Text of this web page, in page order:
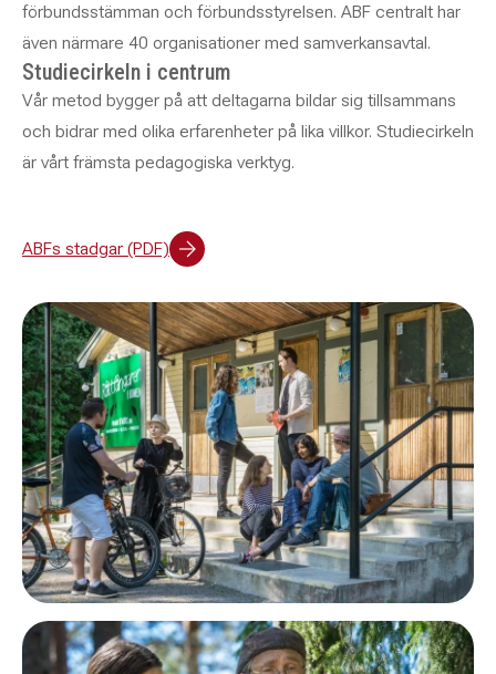
förbundsstämman och förbundsstyrelsen. ABF centralt har
även närmare 40 organisationer med samverkansavtal.
Studiecirkeln i centrum
Vår metod bygger på att deltagarna bildar sig tillsammans
och bidrar med olika erfarenheter på lika villkor. Studiecirkeln
är vårt främsta pedagogiska verktyg.
ABFs stadgar (PDF)